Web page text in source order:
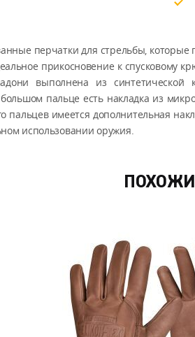
перчатки для стрельбы,
прикосновение к спусковому
выполнена из
пальце есть накладка из
пальцев имеется дополнительная
использовании оружия.